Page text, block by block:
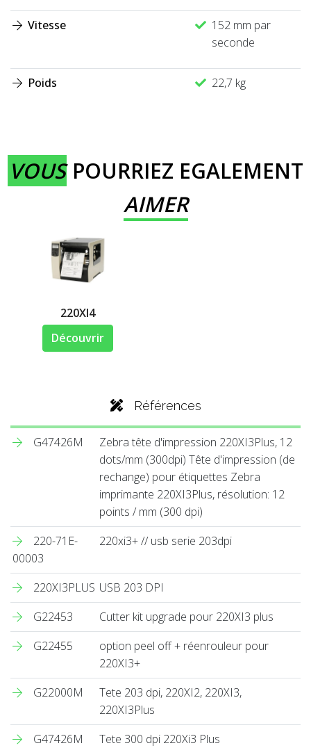
Vitesse
152 mm par
seconde
Poids 22,7 kg
VOUSPOURRIEZ EGALEMENT
AIMER
220XI4
Découvrir
Références
G47426M
Zebra tête d'impression 220XI3Plus, 12
dots/mm (300dpi) Tête d'impression (de
rechange) pour étiquettes Zebra
imprimante 220XI3Plus, résolution: 12
points / mm (300 dpi)
220-71E-
00003
220xi3+ // usb serie 203dpi
220XI3PLUS USB 203 DPI
G22453
Cutter kit upgrade pour 220XI3 plus
G22455
option peel off + réenrouleur pour
220XI3+
G22000M
Tete 203 dpi, 220XI2, 220XI3,
220XI3Plus
G47426M
Tete 300 dpi 220Xi3 Plus